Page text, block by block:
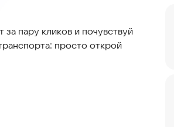
пару кликов и почувствуй
просто открой
регулярную проверку, а
на современных